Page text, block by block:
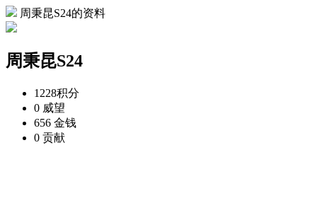
周秉昆S24的资料
周秉昆S24
1228积分
0 威望
656 金钱
0 贡献